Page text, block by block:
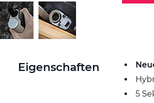
Eigenschaften
5